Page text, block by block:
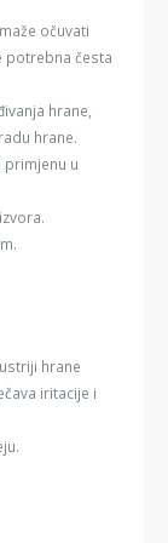
očuvati
potrebna česta
hrane,
hrane.
primjenu u
hrane
iritacije i